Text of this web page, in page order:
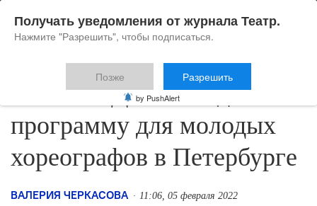
«Каннон Данс» создаёт
программу для молодых
хореографов в Петербурге
ВАЛЕРИЯ ЧЕРКАСОВА 11:06, 05 февраля 2022
Получать уведомления от журнала Театр.
Нажмите "Разрешить", чтобы подписаться.
Позже Разрешить
by PushAlert